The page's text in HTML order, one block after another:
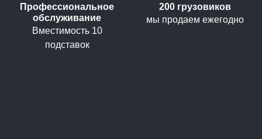
Профессиональное
обслуживание
Вместимость 10
подставок
200 грузовиков
мы продаем ежегодно